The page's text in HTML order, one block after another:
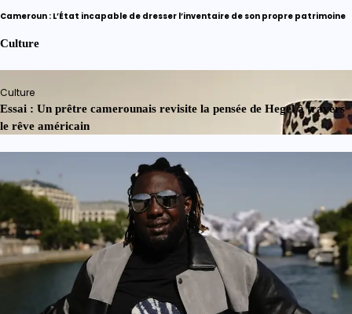
Cameroun : L’État incapable de dresser l’inventaire de son propre patrimoine
Culture
Culture
Essai : Un prêtre camerounais revisite la pensée de Hegel à travers
le rêve américain